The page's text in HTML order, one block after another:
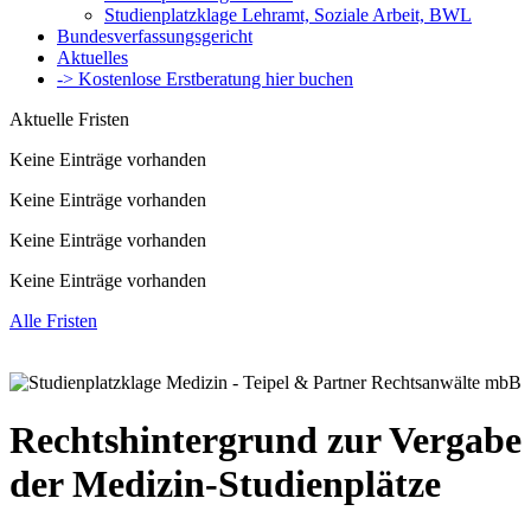
Studienplatzklage Lehramt, Soziale Arbeit, BWL
Bundesverfassungsgericht
Aktuelles
-> Kostenlose Erstberatung hier buchen
Aktuelle Fristen
Keine Einträge vorhanden
Keine Einträge vorhanden
Keine Einträge vorhanden
Keine Einträge vorhanden
Alle Fristen
Rechtshintergrund zur Vergabe
der Medizin-Studienplätze